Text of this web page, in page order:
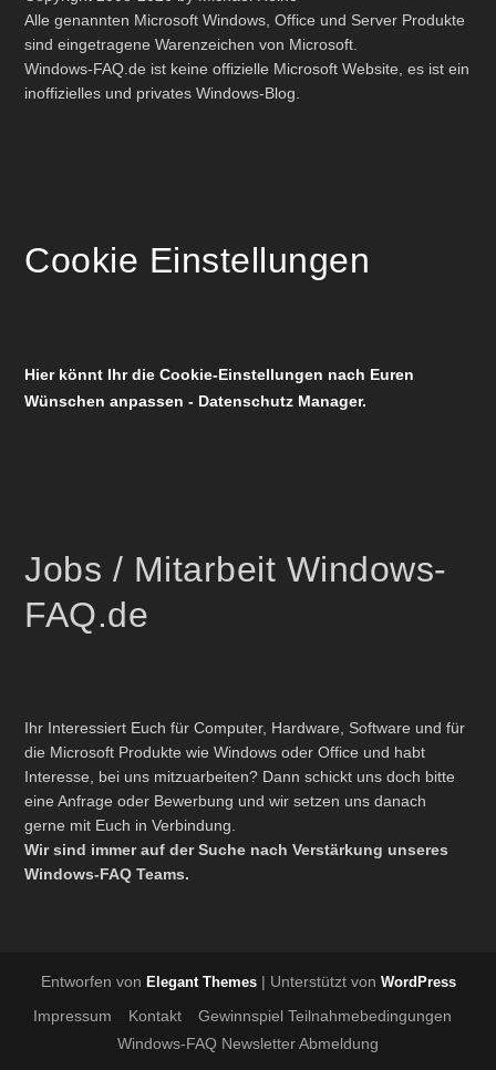
Alle genannten Microsoft Windows, Office und Server Produkte
sind eingetragene Warenzeichen von Microsoft.
Windows-FAQ.de ist keine offizielle Microsoft Website, es ist ein
inoffizielles und privates Windows-Blog.
Cookie Einstellungen
Hier könnt Ihr die Cookie-Einstellungen nach Euren
Wünschen anpassen - Datenschutz Manager.
Jobs / Mitarbeit Windows-
FAQ.de
Ihr Interessiert Euch für Computer, Hardware, Software und für
die Microsoft Produkte wie Windows oder Office und habt
Interesse, bei uns mitzuarbeiten? Dann schickt uns doch bitte
eine Anfrage oder Bewerbung und wir setzen uns danach
gerne mit Euch in Verbindung.
Wir sind immer auf der Suche nach Verstärkung unseres
Windows-FAQ Teams.
Entworfen von Elegant Themes| Unterstützt von WordPress
Impressum Kontakt
Gewinnspiel Teilnahmebedingungen
Windows-FAQ Newsletter Abmeldung